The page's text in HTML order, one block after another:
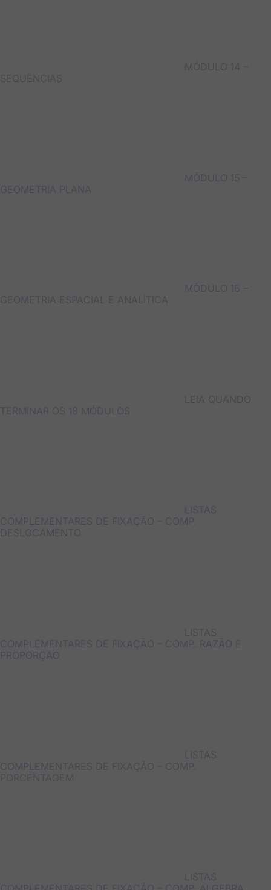
MÓDULO 14 –
SEQUÊNCIAS
MÓDULO 15 –
GEOMETRIA PLANA
MÓDULO 16 –
GEOMETRIA ESPACIAL E ANALÍTICA
LEIA QUANDO
TERMINAR OS 18 MÓDULOS
LISTAS
COMPLEMENTARES DE FIXAÇÃO – COMP.
DESLOCAMENTO
LISTAS
COMPLEMENTARES DE FIXAÇÃO – COMP. RAZÃO E
PROPORÇÃO
LISTAS
COMPLEMENTARES DE FIXAÇÃO – COMP.
PORCENTAGEM
LISTAS